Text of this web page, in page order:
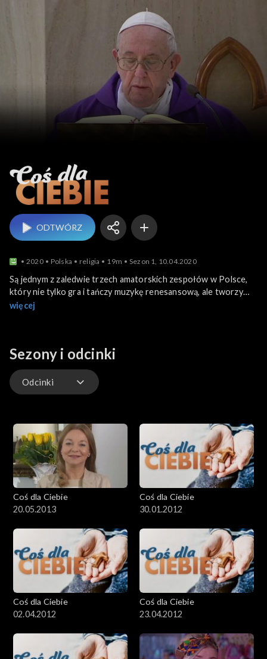
Coś dla Ciebie
ODTWÓRZ
2020 Polska religia 19m Sezon 1, 10.04.2020
Są jednym z zaledwie trzech amatorskich zespołów w Polsce,
który nie tylko gra i tańczy muzykę renesansową, ale tworzy
także spektakle z tamtej epoki. Zespół Muzyki Dawnej imienia
Kaliszu.
więcej
Sezony i odcinki
Odcinki
Coś dla Ciebie
20.05.2013
Coś dla Ciebie
30.01.2012
Coś dla Ciebie
02.04.2012
Coś dla Ciebie
23.04.2012